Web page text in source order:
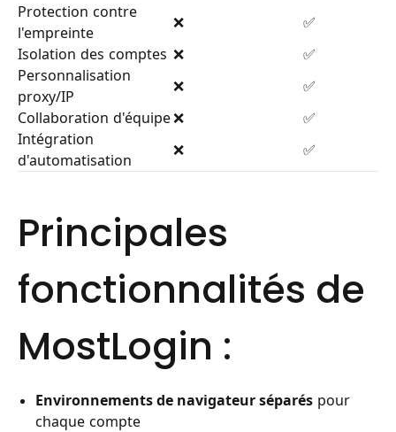
Protection contre
l'empreinte
❌
✅
Isolation des comptes ❌
✅
Personnalisation
proxy/IP
❌
✅
Collaboration d'équipe❌
✅
Intégration
d'automatisation
❌ ✅
Principales
fonctionnalités de
MostLogin :
Environnements de navigateur séparés pour
chaque compte